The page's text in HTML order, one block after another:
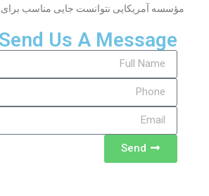
مؤسسه آمریکایی نتوانست جایی مناسب برای
Send Us A Message
Send